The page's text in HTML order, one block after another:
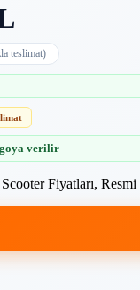
teslimat)
verilir
Fiyatları,